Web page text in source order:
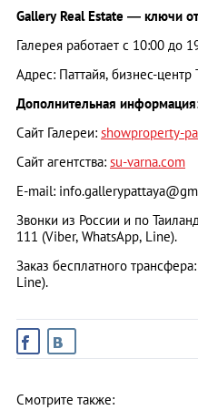
Gallery Real Estate — ключи
Галерея работает с 10:00 до
Адрес: Паттайя, бизнес-
Дополнительная
Сайт Галереи: showproperty-
Сайт агентства: su-varna.com
E-mail:
Звонки из России и по
111 (Viber, WhatsАрp, Line).
Заказ бесплатного
Line).
Смотрите также: